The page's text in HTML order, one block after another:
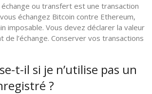
ou transfert est une transaction
échangez Bitcoin contre Ethereum,
imposable. Vous devez déclarer la valeur
de l’échange. Conserver vos transactions
t-il si je n’utilise pas un
?